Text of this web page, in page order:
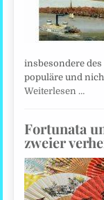
insbesondere
populäre und
Weiterlesen …
Fortunata
zweier